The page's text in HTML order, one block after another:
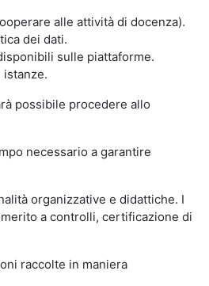
alle attività di docenza).
dei dati.
sulle piattaforme.
possibile procedere allo
necessario a garantire
organizzative e didattiche. I
a controlli, certificazione di
raccolte in maniera